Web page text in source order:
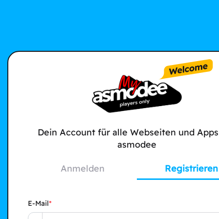
Dein Account für alle Webseiten und
asmodee
Anmelden Registrieren
E-Mail